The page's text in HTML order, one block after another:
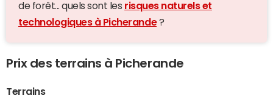
de forêt... quels sont les risques naturels et
technologiques à Picherande?
Prix des terrains à Picherande
Terrains